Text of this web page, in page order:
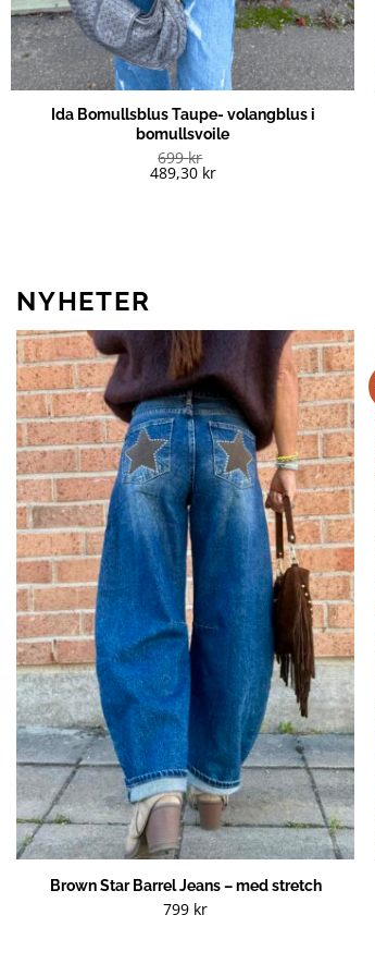
Ida Bomullsblus Taupe- volangblus i
bomullsvoile
699kr
489,30 kr
NYHETER
Brown Star Barrel Jeans – med stretch
799 kr